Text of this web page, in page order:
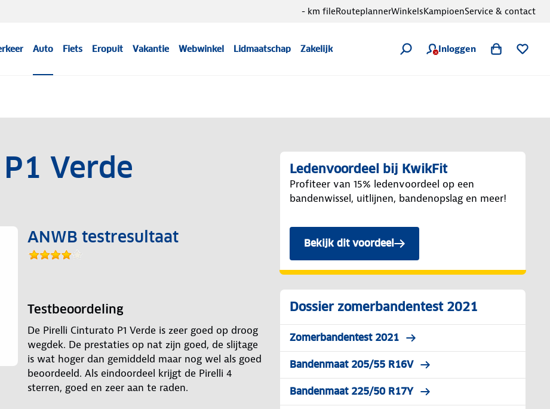
Auto Fiets Eropuit Vakantie Webwinkel Lidmaatschap Zakelijk Inloggen
- km fileRouteplannerWinkelsKampioenService & contact
Verde
ANWB testresultaat
Testbeoordeling
De Pirelli Cinturato P1 Verde is zeer goed op droog
wegdek. De prestaties op nat zijn goed, de slijtage
is wat hoger dan gemiddeld maar nog wel als goed
beoordeeld. Als eindoordeel krijgt de Pirelli 4
sterren, goed en zeer aan te raden.
Ledenvoordeel bij KwikFit
Profiteer van 15% ledenvoordeel op een
bandenwissel, uitlijnen, bandenopslag en meer!
Bekijk dit voordeel
Dossier zomerbandentest 2021
Zomerbandentest 2021
Bandenmaat 205/55 R16V
Bandenmaat 225/50 R17Y